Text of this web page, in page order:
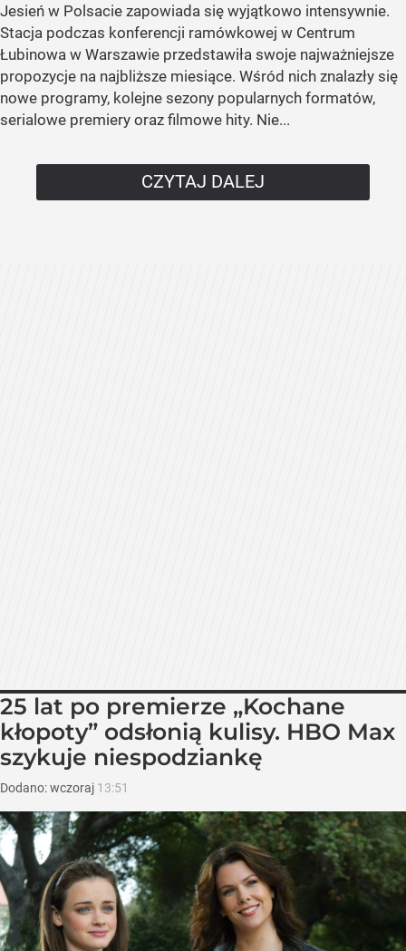
Jesień w Polsacie zapowiada się wyjątkowo intensywnie.
Stacja podczas konferencji ramówkowej w Centrum
Łubinowa w Warszawie przedstawiła swoje najważniejsze
propozycje na najbliższe miesiące. Wśród nich znalazły się
nowe programy, kolejne sezony popularnych formatów,
serialowe premiery oraz filmowe hity. Nie...
CZYTAJ DALEJ
25 lat po premierze „Kochane
kłopoty” odsłonią kulisy. HBO Max
szykuje niespodziankę
Dodano:wczoraj 13:51